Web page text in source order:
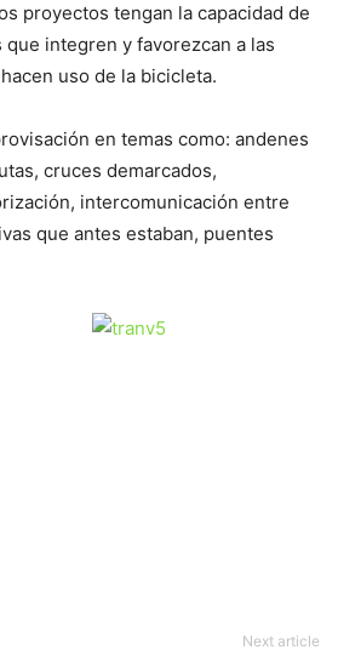
proyectos tengan la capacidad de
integren y favorezcan a las
uso de la bicicleta.
en temas como: andenes
cruces demarcados,
intercomunicación entre
que antes estaban, puentes
Next article